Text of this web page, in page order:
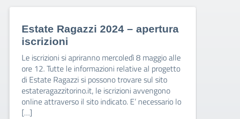
Estate Ragazzi 2024 – apertura
iscrizioni
Le iscrizioni si apriranno mercoledì 8 maggio alle
ore 12. Tutte le informazioni relative al progetto
di Estate Ragazzi si possono trovare sul sito
estateragazzitorino.it, le iscrizioni avvengono
online attraverso il sito indicato. E’ necessario lo
[…]